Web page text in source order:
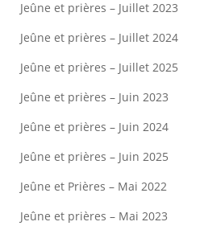
Jeûne et prières – Juillet 2023
Jeûne et prières – Juillet 2024
Jeûne et prières – Juillet 2025
Jeûne et prières – Juin 2023
Jeûne et prières – Juin 2024
Jeûne et prières – Juin 2025
Jeûne et Prières – Mai 2022
Jeûne et prières – Mai 2023